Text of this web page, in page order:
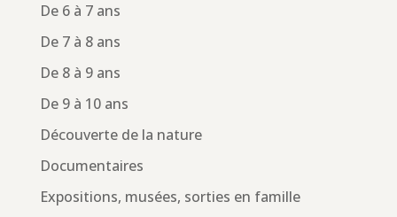
De 6 à 7 ans
De 7 à 8 ans
De 8 à 9 ans
De 9 à 10 ans
Découverte de la nature
Documentaires
Expositions, musées, sorties en famille